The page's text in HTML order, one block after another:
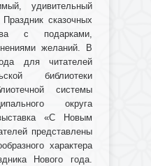
удивительный
сказочных
с подарками,
желаний. В
для читателей
библиотеки
системы
округа
«С Новым
представлены
характера
Нового года.